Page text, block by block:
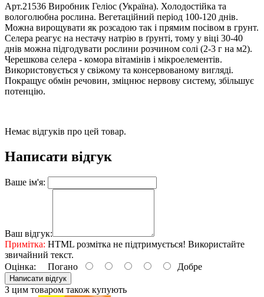
Арт.21536 Виробник Геліос (Україна). Холодостійка та
вологолюбна рослина. Вегетаційний період 100-120 днів.
Можна вирощувати як розсадою так і прямим посівом в грунт.
Селера реагує на нестачу натрію в ґрунті, тому у віці 30-40
днів можна підгодувати рослини розчином солі (2-3 г на м2).
Черешкова селера - комора вітамінів і мікроелементів.
Використовується у свіжому та консервованому вигляді.
Покращує обмін речовин, зміцнює нервову систему, збільшує
потенцію.
Немає відгуків про цей товар.
Написати відгук
Ваше ім'я:
Ваш відгук:
Примітка: HTML розмітка не підтримується! Використайте
звичайний текст.
Оцінка: Погано Добре
Написати відгук
З цим товаром також купують